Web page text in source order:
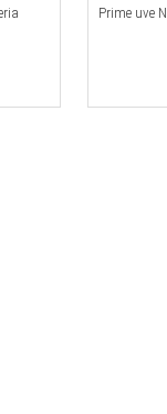
Prime uve